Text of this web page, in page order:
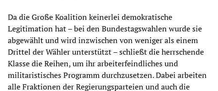
Da die Große Koalition keinerlei demokratische
Legitimation hat – bei den Bundestagswahlen wurde sie
abgewählt und wird inzwischen von weniger als einem
Drittel der Wähler unterstützt – schließt die herrschende
Klasse die Reihen, um ihr arbeiterfeindliches und
militaristisches Programm durchzusetzen. Dabei arbeiten
alle Fraktionen der Regierungsparteien und auch die